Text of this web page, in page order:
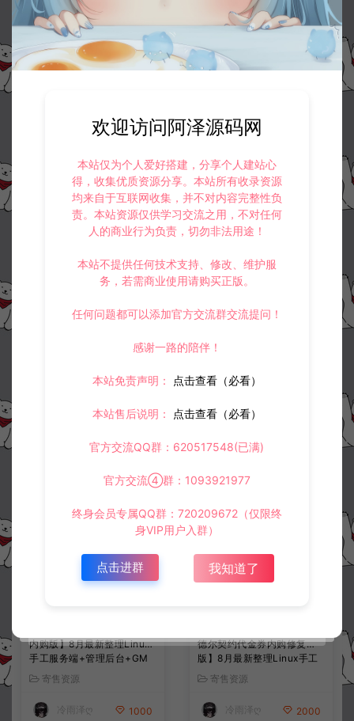
3.
如果本站有侵犯、不妥之处的资源，请在网站右边客服联系我们。
将会第一时间解决！
本站提供的所有资源仅供参考学习使用，不存在任何商业目的与商
业用途，请大家不要用于商用！
5.侵权联系邮箱：32838727@qq.com
全套服务端源码+双端客户端源码+出包工程
https://www.lyzwlkj.vip/40362/jszy/
三网H5游戏【器灵宝塔H5内购完整版】11月最新整理Linux手工服务端+管理后台+GM授权后台+物品ID+简易安卓客户端+详细搭建教程+视频教程
内购版】8月最新整理Linux
手工服务端+管理后台+GM
授权后台+简易安卓客户端
+详细搭建教程+视频教程
寄售资源
冷雨泽ღ 1000
德尔契约代金券内购修复
版】8月最新整理Linux手工
服务端+前后端全套源码+CD
K授权后台+安卓苹果双端
+详细搭建教程+视频教程
寄售资源
冷雨泽ღ 2000
欢迎访问阿泽源码网
本站仅为个人爱好搭建，分享个人建站心
得，收集优质资源分享。本站所有收录资源
均来自于互联网收集，并不对内容完整性负
责。本站资源仅供学习交流之用，不对任何
人的商业行为负责，切勿非法用途！
本站不提供任何技术支持、修改、维护服
务，若需商业使用请购买正版。
任何问题都可以添加官方交流群交流提问！
感谢一路的陪伴！
本站免责声明： 点击查看（必看）
本站售后说明： 点击查看（必看）
官方交流QQ群：620517548(已满)
官方交流④群：1093921977
终身会员专属QQ群：720209672（仅限终
身VIP用户入群）
点击进群 我知道了